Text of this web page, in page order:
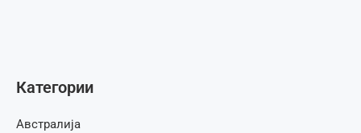
Категории
Австралија